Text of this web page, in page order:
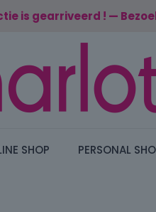
is gearriveerd ! —
SHOP PERSONAL